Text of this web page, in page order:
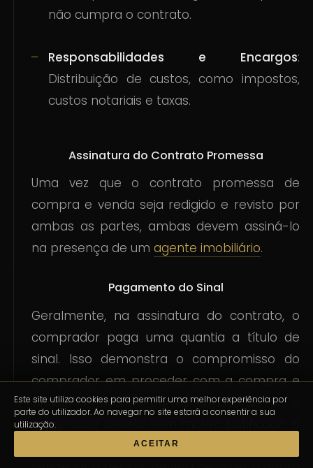
não cumpra o contrato.
Responsabilidades e Encargos:
Distribuição de custos, como impostos,
custos notariais e taxas.
Assinatura do Contrato Promessa
Uma vez que o contrato promessa de
compra e venda seja redigido e revisto por
ambas as partes, ambas devem assiná-lo
na presença de umagente imobiliário.
Pagamento do Sinal
Geralmente, na assinatura do contrato, o
comprador paga uma quantia a título de
sinal. Isso demonstra o compromisso do
comprador em proceder com a compra e
vincula ambas as partes ao acordo. Se o
comprador desistir sem motivo justificado, o
vendedor pode reter o sinal. Caso seja o
Este site utiliza cookies para permitir uma melhor experiência por
parte do utilizador. Ao navegar no site estará a consentir a sua
utilização.
ACEITAR